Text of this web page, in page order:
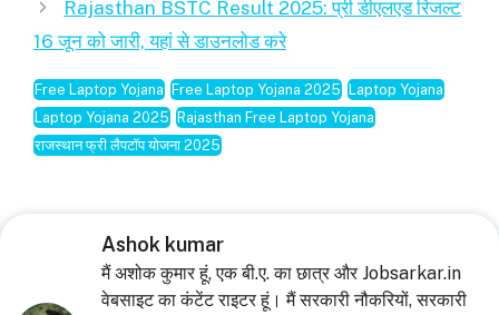
Rajasthan BSTC Result 2025: प्री डीएलएड रिजल्ट
16 जून को जारी, यहां से डाउनलोड करे
Free Laptop Yojana Free Laptop Yojana 2025
Laptop Yojana
Laptop Yojana 2025
Rajasthan Free Laptop Yojana
राजस्थान फ्री लैपटॉप योजना 2025
Ashok kumar
मैं अशोक कुमार हूं, एक बी.ए. का छात्र और Jobsarkar.in
वेबसाइट का कंटेंट राइटर हूं। मैं सरकारी नौकरियों, सरकारी